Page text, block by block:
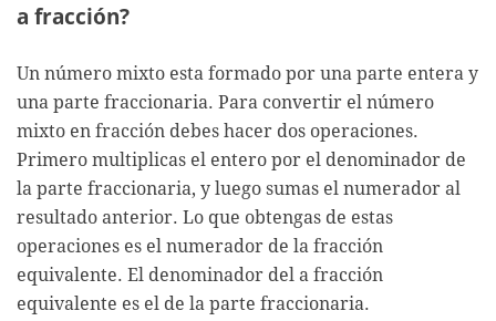
a fracción?
Un número mixto esta formado por una parte entera y
una parte fraccionaria. Para convertir el número
mixto en fracción debes hacer dos operaciones.
Primero multiplicas el entero por el denominador de
la parte fraccionaria, y luego sumas el numerador al
resultado anterior. Lo que obtengas de estas
operaciones es el numerador de la fracción
equivalente. El denominador del a fracción
equivalente es el de la parte fraccionaria.